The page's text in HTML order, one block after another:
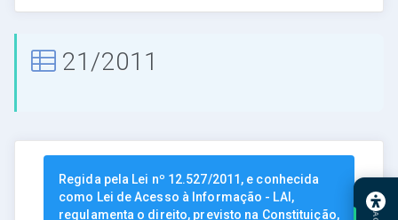
21/2011
Regida pela Lei nº 12.527/2011, e conhecida
como Lei de Acesso à Informação - LAI,
regulamenta o direito, previsto na Constituição,